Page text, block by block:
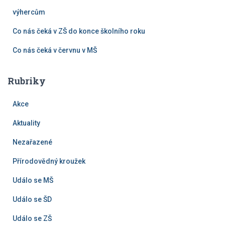
výhercům
Co nás čeká v ZŠ do konce školního roku
Co nás čeká v červnu v MŠ
Rubriky
Akce
Aktuality
Nezařazené
Přírodovědný kroužek
Událo se MŠ
Událo se ŠD
Událo se ZŠ